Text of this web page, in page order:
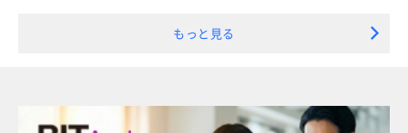
もっと見る